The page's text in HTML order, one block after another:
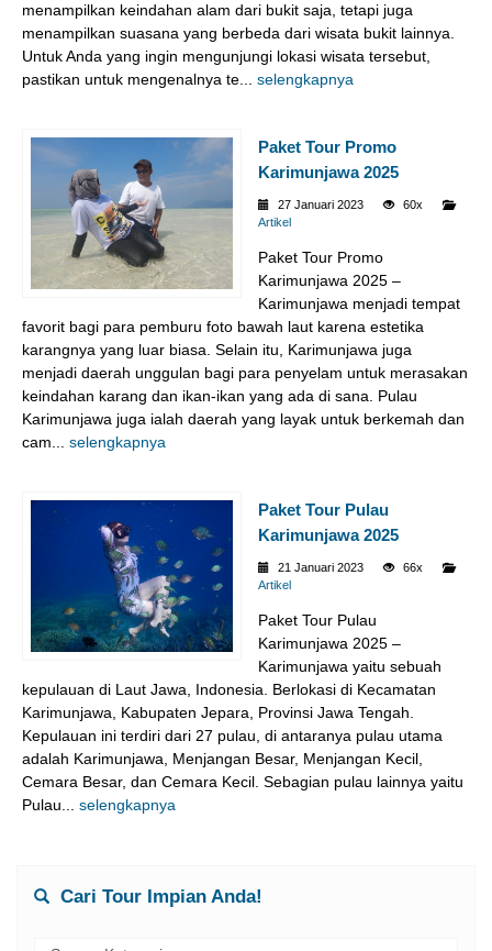
menampilkan keindahan alam dari bukit saja, tetapi juga
menampilkan suasana yang berbeda dari wisata bukit lainnya.
Untuk Anda yang ingin mengunjungi lokasi wisata tersebut,
pastikan untuk mengenalnya te... selengkapnya
Paket Tour Promo
Karimunjawa 2025
27 Januari 2023
60x
Artikel
Paket Tour Promo
Karimunjawa 2025 –
Karimunjawa menjadi tempat
favorit bagi para pemburu foto bawah laut karena estetika
karangnya yang luar biasa. Selain itu, Karimunjawa juga
menjadi daerah unggulan bagi para penyelam untuk merasakan
keindahan karang dan ikan-ikan yang ada di sana. Pulau
Karimunjawa juga ialah daerah yang layak untuk berkemah dan
cam... selengkapnya
Paket Tour Pulau
Karimunjawa 2025
21 Januari 2023
66x
Artikel
Paket Tour Pulau
Karimunjawa 2025 –
Karimunjawa yaitu sebuah
kepulauan di Laut Jawa, Indonesia. Berlokasi di Kecamatan
Karimunjawa, Kabupaten Jepara, Provinsi Jawa Tengah.
Kepulauan ini terdiri dari 27 pulau, di antaranya pulau utama
adalah Karimunjawa, Menjangan Besar, Menjangan Kecil,
Cemara Besar, dan Cemara Kecil. Sebagian pulau lainnya yaitu
Pulau... selengkapnya
Cari Tour Impian Anda!